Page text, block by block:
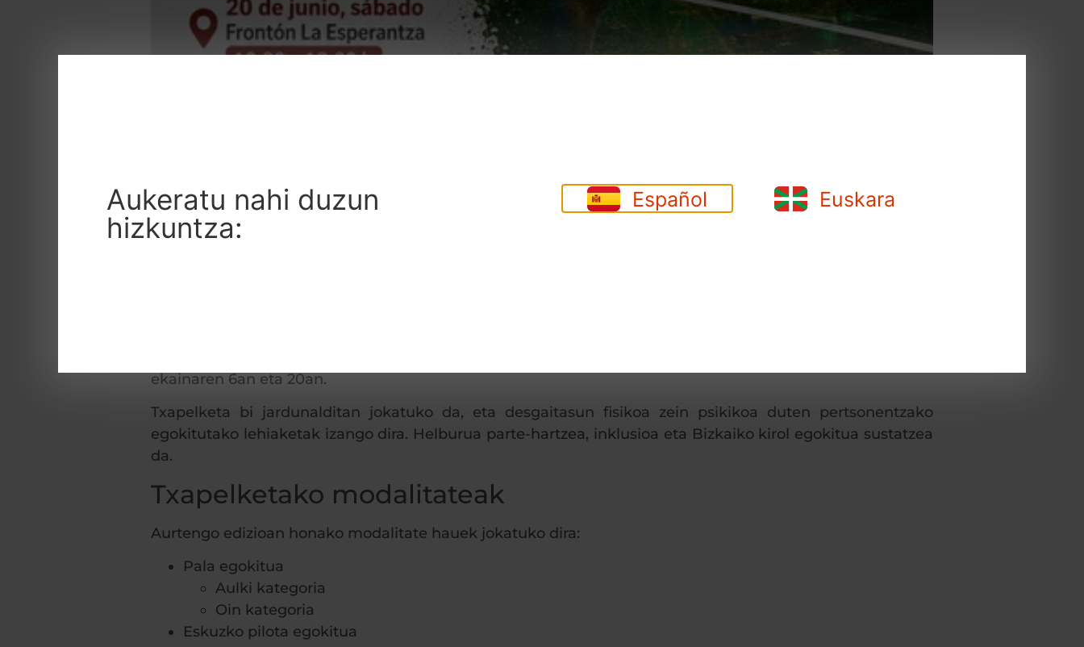
ekainaren 6an eta 20an.
Txapelketa bi jardunalditan jokatuko da, eta desgaitasun fisikoa zein psikikoa duten pertsonentzako
egokitutako lehiaketak izango dira. Helburua parte-hartzea, inklusioa eta Bizkaiko kirol egokitua sustatzea
da.
Txapelketako modalitateak
Aurtengo edizioan honako modalitate hauek jokatuko dira:
Pala egokitua
Aulki kategoria
Oin kategoria
Eskuzko pilota egokitua
Aukeratu nahi duzun
hizkuntza:
Español Euskara